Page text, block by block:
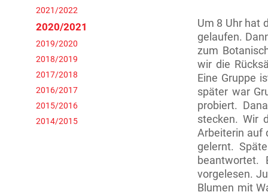
Um 8 Uhr hat
gelaufen.
zum
wir die
Eine Gruppe
später war
probiert.
stecken. Wir
Arbeiterin auf
gelernt.
beantwortet.
vorgelesen.
Blumen mit
2021/2022
2020/2021
2019/2020
2018/2019
2017/2018
2016/2017
2015/2016
2014/2015